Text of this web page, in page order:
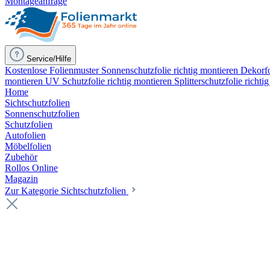
Service/Hilfe
Kostenlose Folienmuster Sonnenschutzfolie richtig montieren
montieren UV Schutzfolie richtig montieren Splitterschutzfolie
Home
Sichtschutzfolien
Sonnenschutzfolien
Schutzfolien
Autofolien
Möbelfolien
Zubehör
Rollos Online
Magazin
Zur Kategorie Sichtschutzfolien